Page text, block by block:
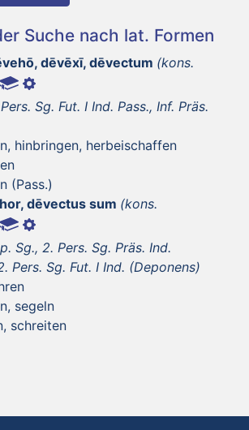
Suche nach lat. Formen
dēvēxī, dēvectum (kons.
Sg. Fut. I Ind. Pass., Inf. Präs.
hinbringen, herbeischaffen
(Pass.)
dēvectus sum (kons.
Sg., 2. Pers. Sg. Präs. Ind.
Pers. Sg. Fut. I Ind. (Deponens)
segeln
schreiten